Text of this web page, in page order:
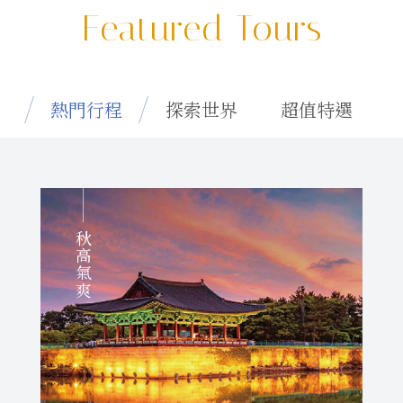
Featured Tours
熱門行程 探索世界 超值特選
秋高氣爽